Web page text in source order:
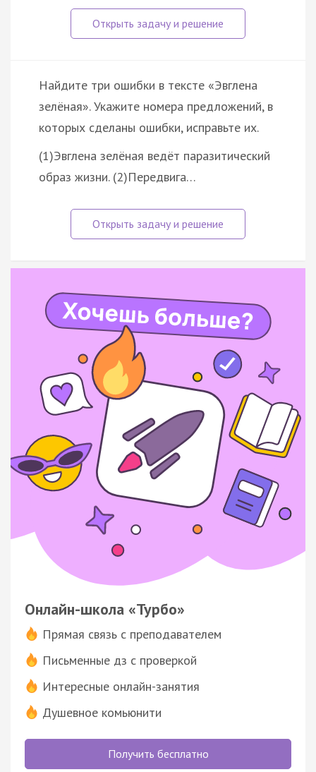
Найдите три ошибки в тексте «Эвглена
зелёная». Укажите номера предложений, в
которых сделаны ошибки, исправьте их.
(1)Эвглена зелёная ведёт паразитический
образ жизни. (2)Передвига…
Онлайн-школа «Турбо»
Прямая связь с преподавателем
Письменные дз с проверкой
Интересные онлайн-занятия
Душевное комьюнити
Получить бесплатно